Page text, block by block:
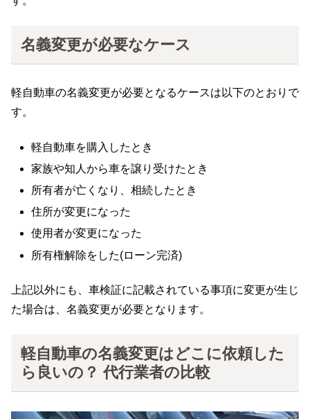
名義変更が必要なケース
軽自動車の名義変更が必要となるケースは以下のとおりで
す。
軽自動車を購入したとき
家族や知人から車を譲り受けたとき
所有者が亡くなり、相続したとき
住所が変更になった
使用者が変更になった
所有権解除をした(ローン完済)
上記以外にも、車検証に記載されている事項に変更が生じ
た場合は、名義変更が必要となります。
軽自動車の名義変更はどこに依頼した
ら良いの？ 代行業者の比較